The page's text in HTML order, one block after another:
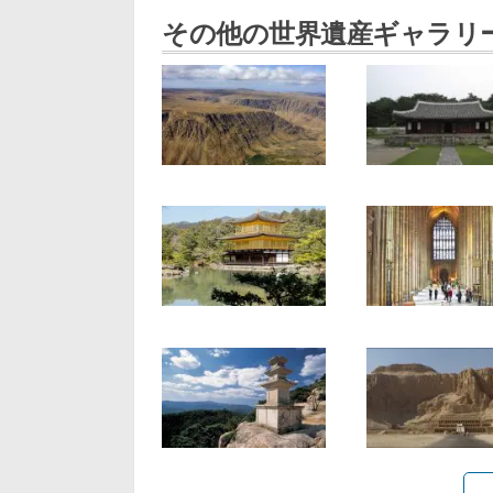
その他の世界遺産ギャラリ